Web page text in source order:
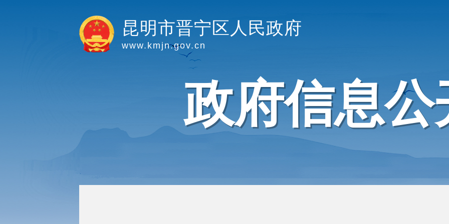
昆明市晋宁区人民政府
www.kmjn.gov.cn
政府信息公